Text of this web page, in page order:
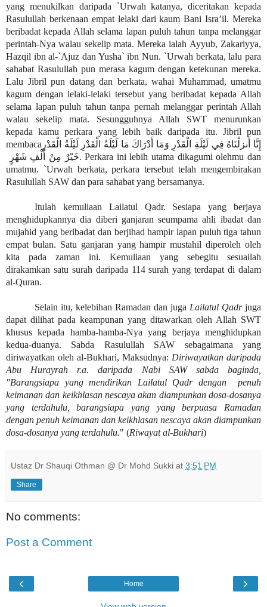
yang menukilkan daripada `Urwah katanya, diceritakan kepada
Rasulullah berkenaan empat lelaki dari kaum Bani Isra’il. Mereka
beribadat kepada Allah selama lapan puluh tahun tanpa melanggar
perintah-Nya walau sekelip mata. Mereka ialah Ayyub, Zakariyya,
Hazqil ibn al-`Ajuz dan Yusha` ibn Nun. `Urwah berkata, lalu para
sahabat Rasulullah pun merasa kagum dengan ketekunan mereka.
Lalu Jibril pun datang dan berkata, wahai Muhammad, umatmu
kagum dengan lelaki-lelaki tersebut yang beribadat kepada Allah
selama lapan puluh tahun tanpa pernah melanggar perintah Allah
walau sekelip mata. Sesungguhnya Allah SWT menurunkan
kepada kamu perkara yang lebih baik daripada itu. Jibril pun
membaca إِنَّا أَنزلْنَاهُ فِي لَيْلَةِ الْقَدْرِ وَمَا أَدْرَاكَ مَا لَيْلَةُ الْقَدْرِ لَيْلَةُ الْقَدْرِ
خَيْرٌ مِنْ أَلْفِ شَهْرٍ. Perkara ini lebih utama dikagumi olehmu dan
umatmu. `Urwah berkata, perkara tersebut telah mengembirakan
Rasulullah SAW dan para sahabat yang bersamanya.
Itulah kemuliaan Lailatul Qadr. Sesiapa yang berjaya
menghidupkannya dia diberi ganjaran seumpama ahli ibadat dan
mujahid yang beribadat dan berjihad hampir lapan puluh tiga tahun
empat bulan. Satu ganjaran yang hampir mustahil diperoleh oleh
kita pada zaman ini. Kemuliaan yang sebegitu sesuailah
dirakamkan satu surah daripada 114 surah yang terdapat di dalam
al-Quran.
Selain itu, kelebihan Ramadan dan juga Lailatul Qadrjuga
dapat dilihat pada keampunan yang ditawarkan oleh Allah SWT
khusus kepada hamba-hamba-Nya yang berjaya menghidupkan
kedua-duanya. Sabda Rasulullah SAW sebagaimana yang
diriwayatkan oleh al-Bukhari, Maksudnya: Diriwayatkan daripada
Abu Hurayrah r.a. daripada Nabi SAW sabda baginda,
"Barangsiapa yang mendirikan Lailatul Qadr dengan
penuh
keimanan dan keikhlasan nescaya akan diampunkan dosa-dosanya
yang terdahulu, barangsiapa yang yang berpuasa Ramadan
dengan penuh keimanan dan keikhlasan nescaya akan diampunkan
dosa-dosanya yang terdahulu." (Riwayat al-Bukhari)
Ustaz Dr Shauqi Othman @ Dr Mohd Sukki at 3:51 PM
Share
No comments:
Post a Comment
‹ ›
Home